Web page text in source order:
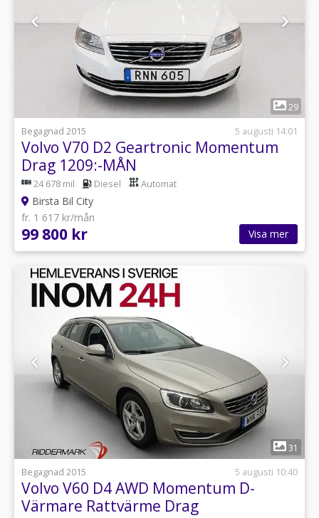
1
29
Begagnad 2015
5 augusti 14:01
Volvo V70 D2 Geartronic Momentum
Drag 1209:-MÅN
24 678 mil Diesel Automat
Birsta Bil City
fr. 1 617 kr/mån
99 800 kr Visa mer
31
Begagnad 2015
5 augusti 10:40
Volvo V60 D4 AWD Momentum D-
Värmare Rattvärme Drag